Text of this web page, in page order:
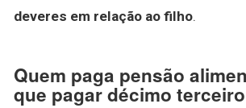
deveres em relação ao filho.
Quem paga pensão
que pagar décimo